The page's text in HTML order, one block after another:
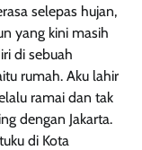
selepas hujan,
yang kini masih
di sebuah
rumah. Aku lahir
ramai dan tak
dengan Jakarta.
di Kota